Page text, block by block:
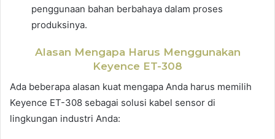
penggunaan bahan berbahaya dalam proses
produksinya.
Alasan Mengapa Harus Menggunakan
Keyence ET-308
Ada beberapa alasan kuat mengapa Anda harus memilih
Keyence ET-308 sebagai solusi kabel sensor di
lingkungan industri Anda: